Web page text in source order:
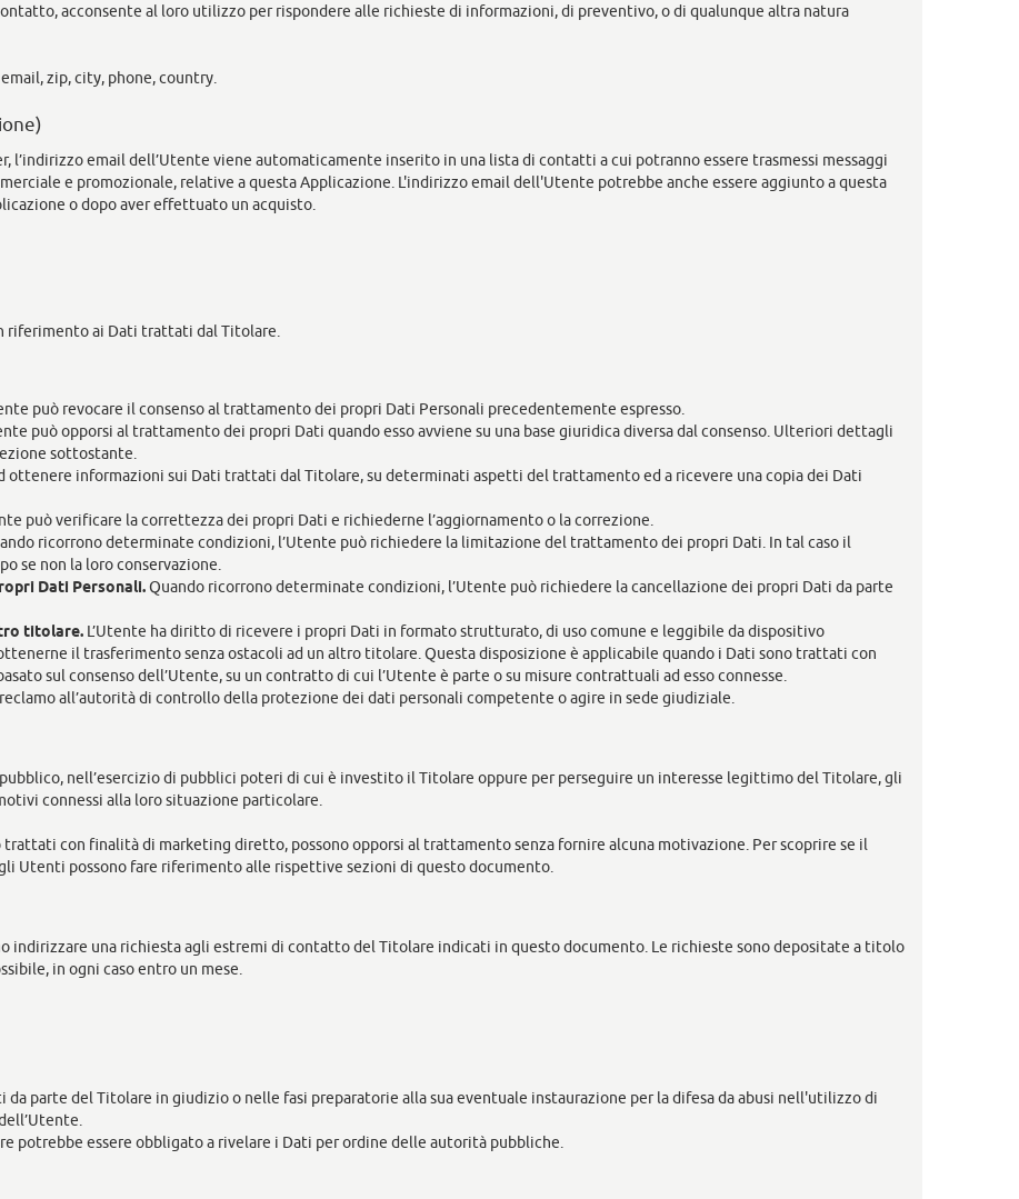
acconsente al loro utilizzo per rispondere alle richieste di informazioni, di preventivo, o di qualunque altra natura
zip, city, phone, country.
l’indirizzo email dell’Utente viene automaticamente inserito in una lista di contatti a cui potranno essere trasmessi messaggi
e promozionale, relative a questa Applicazione. L'indirizzo email dell'Utente potrebbe anche essere aggiunto a questa
o dopo aver effettuato un acquisto.
ai Dati trattati dal Titolare.
può revocare il consenso al trattamento dei propri Dati Personali precedentemente espresso.
può opporsi al trattamento dei propri Dati quando esso avviene su una base giuridica diversa dal consenso. Ulteriori dettagli
sottostante.
ottenere informazioni sui Dati trattati dal Titolare, su determinati aspetti del trattamento ed a ricevere una copia dei Dati
può verificare la correttezza dei propri Dati e richiederne l’aggiornamento o la correzione.
ricorrono determinate condizioni, l’Utente può richiedere la limitazione del trattamento dei propri Dati. In tal caso il
se non la loro conservazione.
Dati Personali.Quando ricorrono determinate condizioni, l’Utente può richiedere la cancellazione dei propri Dati da parte
titolare. L’Utente ha diritto di ricevere i propri Dati in formato strutturato, di uso comune e leggibile da dispositivo
il trasferimento senza ostacoli ad un altro titolare. Questa disposizione è applicabile quando i Dati sono trattati con
sul consenso dell’Utente, su un contratto di cui l’Utente è parte o su misure contrattuali ad esso connesse.
all’autorità di controllo della protezione dei dati personali competente o agire in sede giudiziale.
nell’esercizio di pubblici poteri di cui è investito il Titolare oppure per perseguire un interesse legittimo del Titolare, gli
connessi alla loro situazione particolare.
con finalità di marketing diretto, possono opporsi al trattamento senza fornire alcuna motivazione. Per scoprire se il
possono fare riferimento alle rispettive sezioni di questo documento.
indirizzare una richiesta agli estremi di contatto del Titolare indicati in questo documento. Le richieste sono depositate a titolo
in ogni caso entro un mese.
da parte del Titolare in giudizio o nelle fasi preparatorie alla sua eventuale instaurazione per la difesa da abusi nell'utilizzo di
potrebbe essere obbligato a rivelare i Dati per ordine delle autorità pubbliche.